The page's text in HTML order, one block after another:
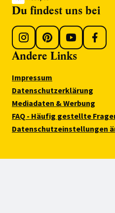
Du findest uns bei
Andere Links
Impressum
Datenschutzerklärung
Mediadaten & Werbung
FAQ - Häufig gestellte
Datenschutzeinstellungen